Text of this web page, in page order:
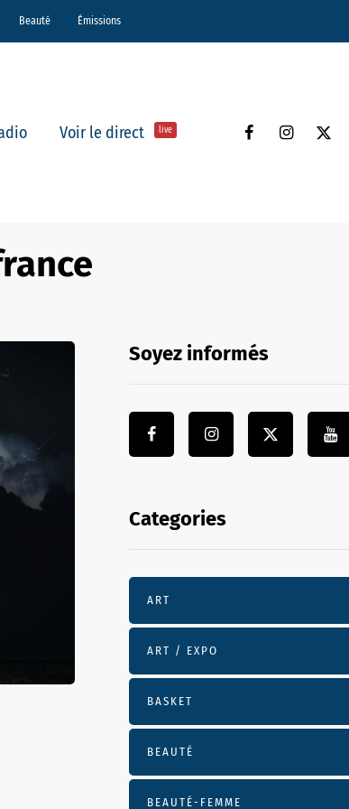
Beauté Émissions
Voir le direct live
Soyez informés
Categories
ART
ART / EXPO
BASKET
BEAUTÉ
BEAUTÉ-FEMME